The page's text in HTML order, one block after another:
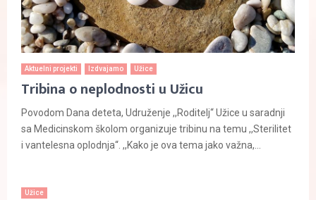
Aktuelni projekti Izdvajamo Užice
Tribina o neplodnosti u Užicu
Povodom Dana deteta, Udruženje ,,Roditelj“ Užice u saradnji
sa Medicinskom školom organizuje tribinu na temu ,,Sterilitet
i vantelesna oplodnja“. ,,Kako je ova tema jako važna,...
Užice